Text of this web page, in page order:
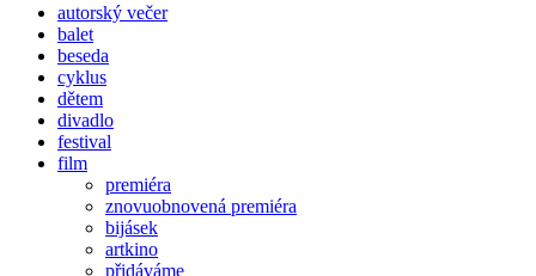
autorský večer
balet
beseda
cyklus
dětem
divadlo
festival
film
premiéra
znovuobnovená premiéra
bijásek
artkino
přidáváme